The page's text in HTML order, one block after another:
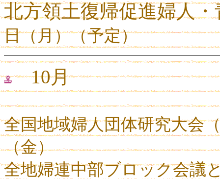
北方領土復帰促進婦人
日（月）（予定）
10月
全国地域婦人団体研究大会
（金）
全地婦連中部ブロック会議